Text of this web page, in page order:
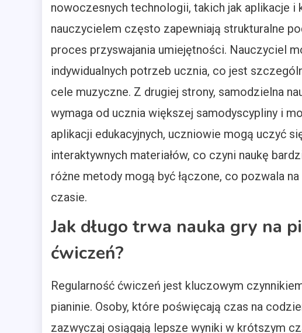
nowoczesnych technologii, takich jak aplikacje i
nauczycielem często zapewniają strukturalne
proces przyswajania umiejętności. Nauczyciel
indywidualnych potrzeb ucznia, co jest
cele muzyczne. Z drugiej strony, samodzielna
wymaga od ucznia większej samodyscypliny i
aplikacji edukacyjnych, uczniowie mogą uczyć
interaktywnych materiałów, co czyni naukę
różne metody mogą być łączone, co pozwala
czasie.
Jak długo trwa nauka gry na
ćwiczeń?
Regularność ćwiczeń jest kluczowym
pianinie. Osoby, które poświęcają czas na
zazwyczaj osiągają lepsze wyniki w krótszym